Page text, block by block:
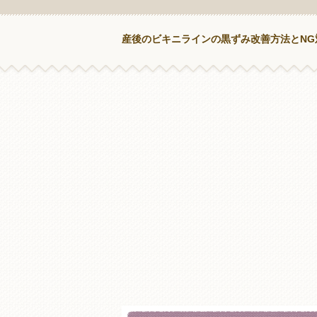
産後のビキニラインの黒ずみ改善方法とNG